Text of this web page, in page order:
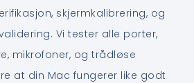
skjermkalibrering, og
Vi tester alle porter,
mikrofoner, og trådløse
at din Mac fungerer like godt